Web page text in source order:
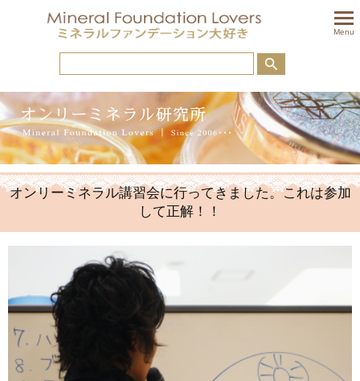
Menu
オンリーミネラル講習会に行ってきました。これは参加
して正解！！